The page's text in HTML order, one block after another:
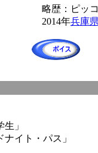
略歴：ピッ
2014年兵庫
」
イト・パス」